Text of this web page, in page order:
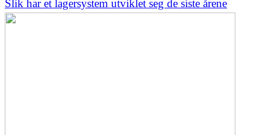
Slik har et lagersystem utviklet seg de siste årene